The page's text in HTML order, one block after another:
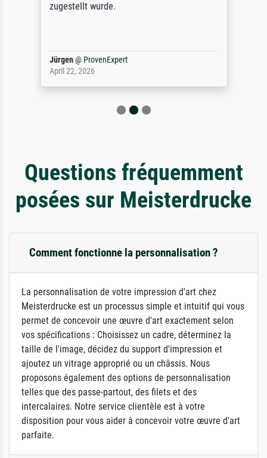
zugestellt wurde.
Jürgen@ ProvenExpert
April 22, 2026
Questions fréquemment
posées sur Meisterdrucke
Comment fonctionne la personnalisation ?
La personnalisation de votre impression d'art chez
Meisterdrucke est un processus simple et intuitif qui vous
permet de concevoir une œuvre d'art exactement selon
vos spécifications : Choisissez un cadre, déterminez la
taille de l'image, décidez du support d'impression et
ajoutez un vitrage approprié ou un châssis. Nous
proposons également des options de personnalisation
telles que des passe-partout, des filets et des
intercalaires. Notre service clientèle est à votre
disposition pour vous aider à concevoir votre œuvre d'art
parfaite.